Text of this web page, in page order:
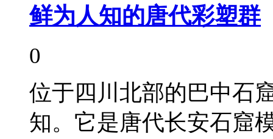
鲜为人知的唐代彩塑群
0
位于四川北部的巴中石
知。它是唐代长安石窟